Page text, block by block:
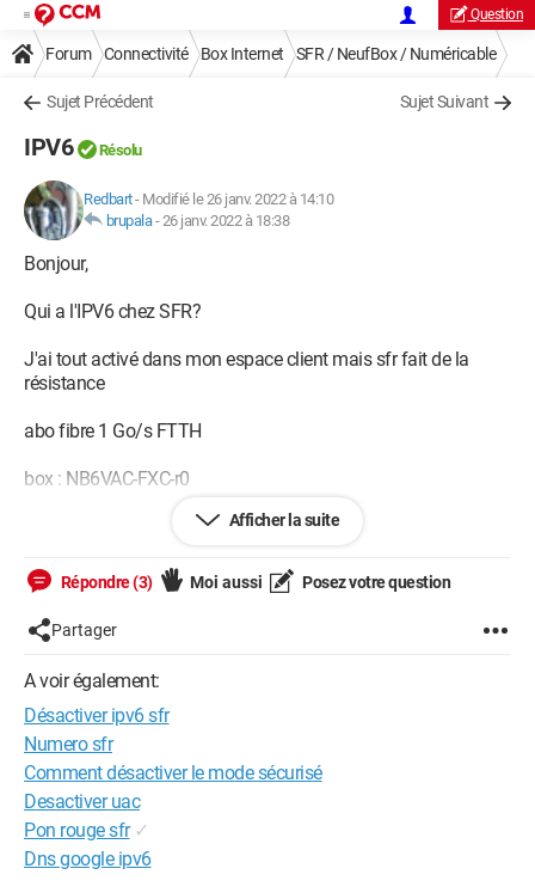
Question
Forum Connectivité Box Internet SFR / NeufBox / Numéricable
Sujet Précédent Sujet Suivant
IPV6 Résolu
Redbart- Modifié le 26 janv. 2022 à 14:10
brupala-26 janv. 2022 à 18:38
Bonjour,
Qui a l'IPV6 chez SFR?
J'ai tout activé dans mon espace client mais sfr fait de la
résistance
abo fibre 1 Go/s FTTH
box : NB6VAC-FXC-r0
tutoie tout le monde.
Prends le temps de commenter!
Un merci fait plaisir.
Afficher la suite
Répondre (3) Moi aussi Posez votre question
Partager
A voir également:
Désactiver ipv6 sfr
Numero sfr
Comment désactiver le mode sécurisé
Desactiver uac
Pon rouge sfr ✓
Dns google ipv6